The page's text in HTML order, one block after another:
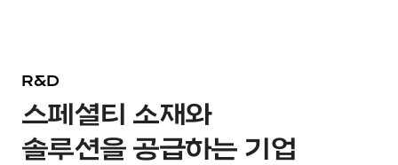
R&D
스페셜티 소재와
솔루션을 공급하는 기업